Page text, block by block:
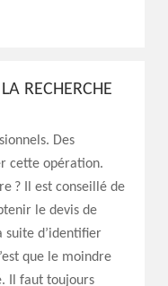
RECHERCHE
Des
cette opération.
? Il est conseillé de
le devis de
suite d’identifier
que le moindre
Il faut toujours